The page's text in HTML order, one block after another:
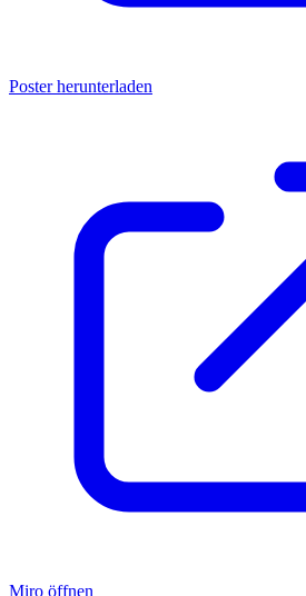
Poster herunterladen
Miro öffnen